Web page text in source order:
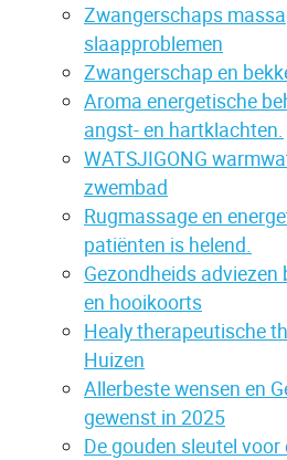
Zwangerschaps
slaapproblemen
Zwangerschap en
Aroma energetische
angst- en hartklachten.
WATSJIGONG
zwembad
Rugmassage en
patiënten is helend.
Gezondheids
en hooikoorts
Healy therapeutische
Huizen
Allerbeste wensen en
gewenst in 2025
De gouden sleutel voor